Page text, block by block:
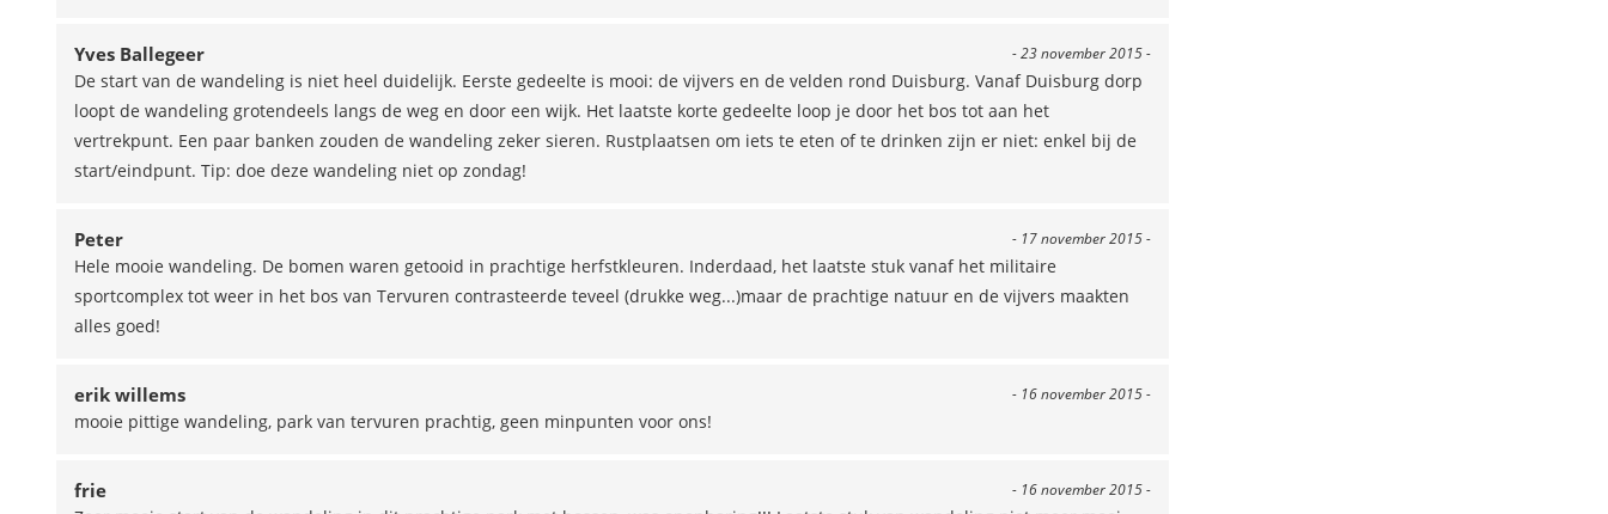
- 23 november 2015 -
Yves Ballegeer
De start van de wandeling is niet heel duidelijk. Eerste gedeelte is mooi: de vijvers en de velden rond Duisburg. Vanaf Duisburg dorp
loopt de wandeling grotendeels langs de weg en door een wijk. Het laatste korte gedeelte loop je door het bos tot aan het
vertrekpunt. Een paar banken zouden de wandeling zeker sieren. Rustplaatsen om iets te eten of te drinken zijn er niet: enkel bij de
start/eindpunt. Tip: doe deze wandeling niet op zondag!
- 17 november 2015 -
Peter
Hele mooie wandeling. De bomen waren getooid in prachtige herfstkleuren. Inderdaad, het laatste stuk vanaf het militaire
sportcomplex tot weer in het bos van Tervuren contrasteerde teveel (drukke weg...)maar de prachtige natuur en de vijvers maakten
alles goed!
- 16 november 2015 -
erik willems
mooie pittige wandeling, park van tervuren prachtig, geen minpunten voor ons!
- 16 november 2015 -
frie